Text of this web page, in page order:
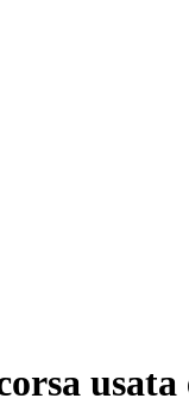
usata